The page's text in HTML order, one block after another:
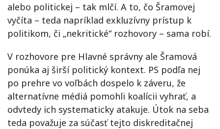
alebo politickej – tak mlčí. A to, čo Šramovej
vyčíta – teda napríklad exkluzívny prístup k
politikom, či „nekritické“ rozhovory – sama robí.
V rozhovore pre Hlavné správny ale Šramová
ponúka aj širší politický kontext. PS podľa nej
po prehre vo voľbách dospelo k záveru, že
alternatívne médiá pomohli koalícii vyhrať, a
odvtedy ich systematicky atakuje. Útok na seba
teda považuje za súčasť tejto diskreditačnej